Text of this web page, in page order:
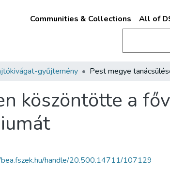
Communities & Collections All of
gyűjtemény
köszöntötte a
handle/20.500.14711/107129